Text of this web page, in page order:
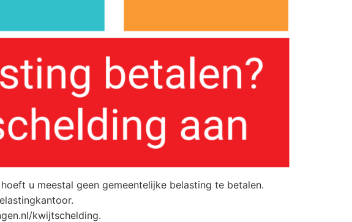
u meestal geen gemeentelijke belasting te betalen.
kwijtschelding.